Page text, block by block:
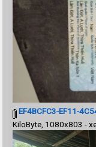
EF4BCFC3-EF11-
KiloByte, 1080x803 -